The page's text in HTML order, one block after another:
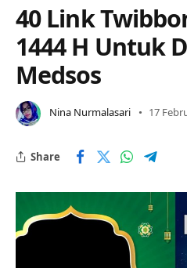
40 Link
1444 H Untuk
Medsos
Nina Nurmalasari 17
Share